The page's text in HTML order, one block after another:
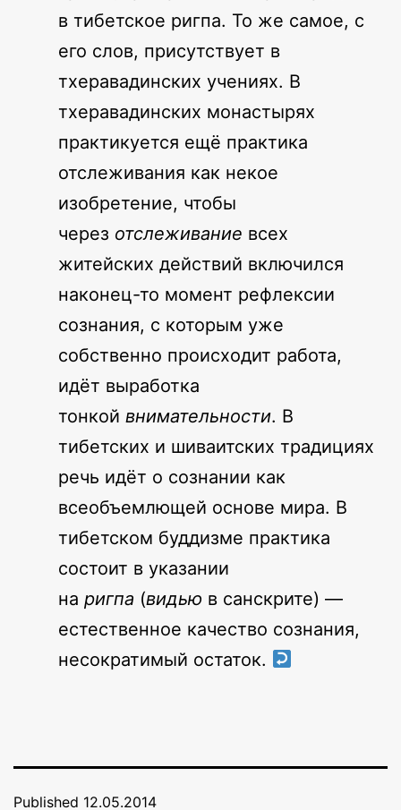
в тибетское ригпа. То же самое, с
его слов, присутствует в
тхеравадинских учениях. В
тхеравадинских монастырях
практикуется ещё практика
отслеживания как некое
изобретение, чтобы
через отслеживание всех
житейских действий включился
наконец-то момент рефлексии
сознания, с которым уже
собственно происходит работа,
идёт выработка
тонкой внимательности. В
тибетских и шиваитских традициях
речь идёт о сознании как
всеобъемлющей основе мира. В
тибетском буддизме практика
состоит в указании
на ригпа (видью в санскрите) —
естественное качество сознания,
несократимый остаток.
Published 12.05.2014